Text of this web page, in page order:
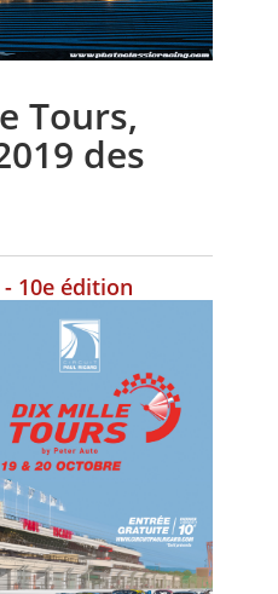
Tours,
des
10e édition